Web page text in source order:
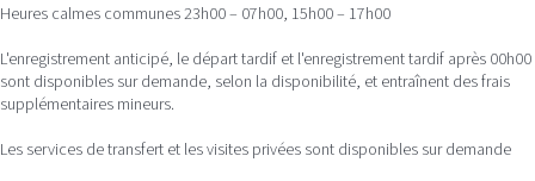
Heures calmes communes 23h00 – 07h00, 15h00 – 17h00
L'enregistrement anticipé, le départ tardif et l'enregistrement tardif après 00h00
sont disponibles sur demande, selon la disponibilité, et entraînent des frais
supplémentaires mineurs.
Les services de transfert et les visites privées sont disponibles sur demande